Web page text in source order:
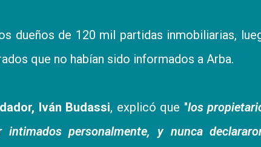
dueños de 120 mil partidas inmobiliarias,
que no habían sido informados a Arba.
Iván Budassi, explicó que "los
personalmente, y nunca